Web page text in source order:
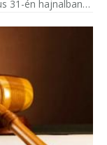
31-én hajnalban